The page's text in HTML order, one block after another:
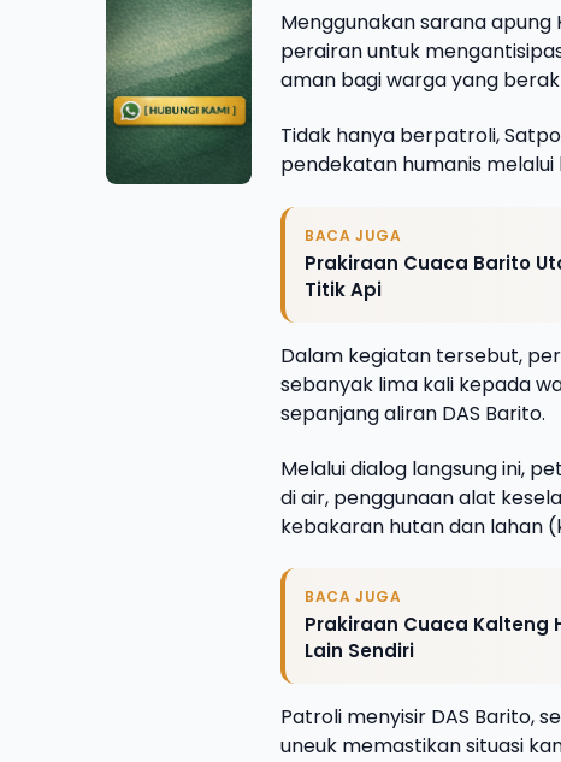
Menggunakan sarana apung
perairan untuk
aman bagi warga yang
Tidak hanya berpatroli,
pendekatan humanis
BACA JUGA
Prakiraan Cuaca Barito
Titik Api
Dalam kegiatan tersebut,
sebanyak lima kali kepada
sepanjang aliran DAS Barito.
Melalui dialog langsung ini,
di air, penggunaan alat
kebakaran hutan dan lahan
BACA JUGA
Prakiraan Cuaca Kalteng
Lain Sendiri
Patroli menyisir DAS Barito,
uneuk memastikan situasi